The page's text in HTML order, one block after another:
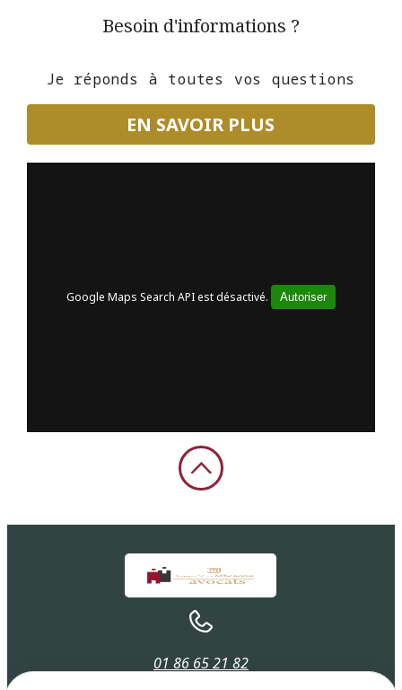
Besoin d'informations ?
Je réponds à toutes vos questions
EN SAVOIR PLUS
Google Maps Search API est désactivé. Autoriser
01 86 65 21 82